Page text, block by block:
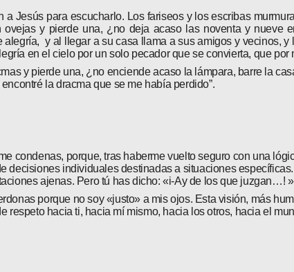
Jesús para escucharlo. Los fariseos y los escribas
ovejas y pierde una, ¿no deja acaso las noventa y
y al llegar a su casa llama a sus amigos y vecinos,
en el cielo por un solo pecador que se convierta, que
y pierde una, ¿no enciende acaso la lámpara, barre la
la dracma que se me había perdido”.
con­denas, porque, tras haberme vuelto seguro con una
decisiones individuales destinadas a situaciones
aje­nas. Pero tú has dicho: «i-Ay de los que juzgan…!
porque no soy «justo» a mis ojos. Esta visión, más
respeto hacia ti, hacia mí mismo, hacia los otros, hacia el